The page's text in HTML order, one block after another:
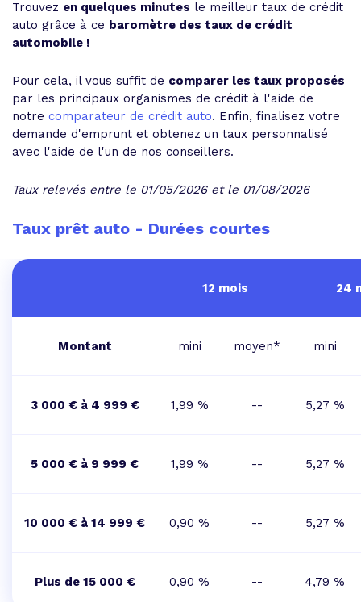
Trouvez en quelques minutes le meilleur taux de crédit
auto grâce à ce baromètre des taux de crédit
automobile !
Pour cela, il vous suffit de comparer les taux proposés
par les principaux organismes de crédit à l'aide de
notre comparateur de crédit auto. Enfin, finalisez votre
demande d'emprunt et obtenez un taux personnalisé
avec l'aide de l'un de nos conseillers.
Taux relevés entre le 01/05/2026 et le 01/08/2026
Taux prêt auto - Durées courtes
12 mois 24
Montant mini moyen* mini
3 000 € à 4 999 € 1,99 % -- 5,27 %
5 000 € à 9 999 € 1,99 % -- 5,27 %
10 000 € à 14 999 € 0,90 % -- 5,27 %
Plus de 15 000 € 0,90 % -- 4,79 %